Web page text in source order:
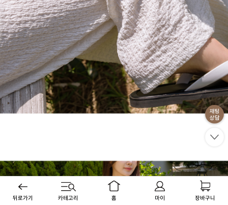
뒤로가기 카테고리 홈 마이 장바구니